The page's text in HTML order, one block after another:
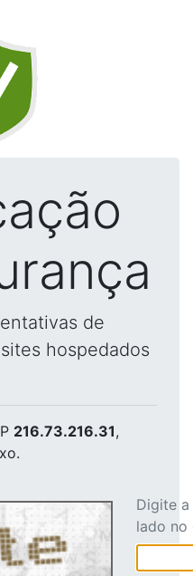
de
hospedados
216.73.216.31,
Digite
lado no